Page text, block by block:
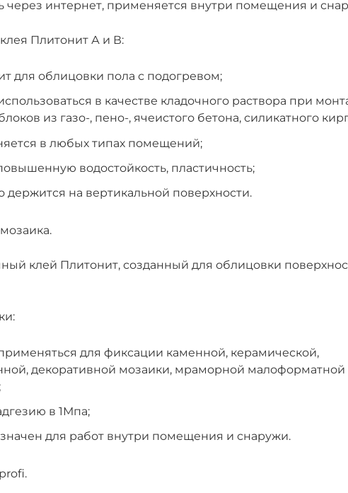
через интернет, применяется внутри помещения и
Плитонит А и В:
для облицовки пола с подогревом;
в качестве кладочного раствора при
из газо-, пено-, ячеистого бетона, силикатного
в любых типах помещений;
водостойкость, пластичность;
держится на вертикальной поверхности.
клей Плитонит, созданный для облицовки
для фиксации каменной, керамической,
декоративной мозаики, мраморной малоформатной
в 1Мпа;
для работ внутри помещения и снаружи.